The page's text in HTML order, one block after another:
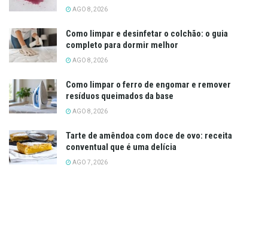
AGO 8, 2026
Como limpar e desinfetar o colchão: o guia
completo para dormir melhor
AGO 8, 2026
Como limpar o ferro de engomar e remover
resíduos queimados da base
AGO 8, 2026
Tarte de amêndoa com doce de ovo: receita
conventual que é uma delícia
AGO 7, 2026